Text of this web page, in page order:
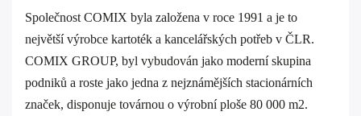
Společnost COMIX byla založena v roce 1991 a je to
největší výrobce kartoték a kancelářských potřeb v ČLR.
COMIX GROUP, byl vybudován jako moderní skupina
podniků a roste jako jedna z nejznámějších stacionárních
značek, disponuje továrnou o výrobní ploše 80 000 m2.